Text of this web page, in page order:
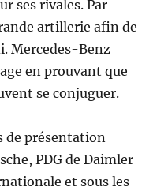
ses rivales. Par
artillerie afin de
Mercedes-Benz
en prouvant que
se conjuguer.
de présentation
PDG de Daimler
et sous les